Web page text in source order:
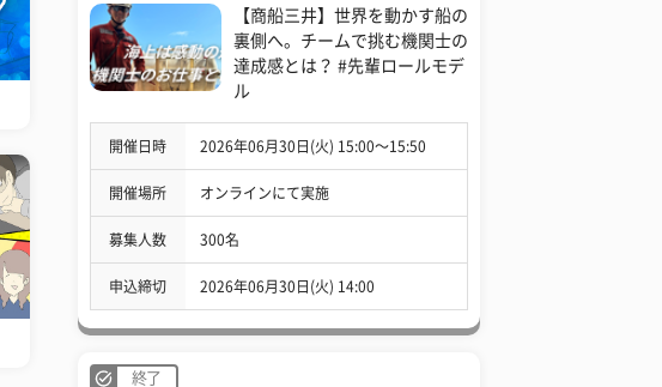
【商船三井】世界を動かす船の
裏側へ。チームで挑む機関士の
達成感とは？ #先輩ロールモデ
ル
開催日時 2026年06月30日(火) 15:00〜15:50
開催場所 オンラインにて実施
募集人数 300名
申込締切 2026年06月30日(火) 14:00
終了